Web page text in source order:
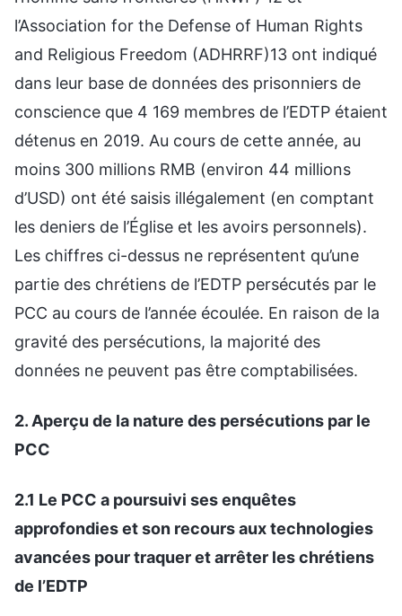
l’Association for the Defense of Human Rights
and Religious Freedom (ADHRRF)13 ont indiqué
dans leur base de données des prisonniers de
conscience que 4 169 membres de l’EDTP étaient
détenus en 2019. Au cours de cette année, au
moins 300 millions RMB (environ 44 millions
d’USD) ont été saisis illégalement (en comptant
les deniers de l’Église et les avoirs personnels).
Les chiffres ci-dessus ne représentent qu’une
partie des chrétiens de l’EDTP persécutés par le
PCC au cours de l’année écoulée. En raison de la
gravité des persécutions, la majorité des
données ne peuvent pas être comptabilisées.
2. Aperçu de la nature des persécutions par le
PCC
2.1 Le PCC a poursuivi ses enquêtes
approfondies et son recours aux technologies
avancées pour traquer et arrêter les chrétiens
de l’EDTP